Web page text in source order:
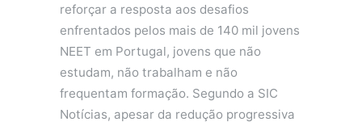
reforçar a resposta aos desafios
enfrentados pelos mais de 140 mil jovens
NEET em Portugal, jovens que não
estudam, não trabalham e não
frequentam formação. Segundo a SIC
Notícias, apesar da redução progressiva